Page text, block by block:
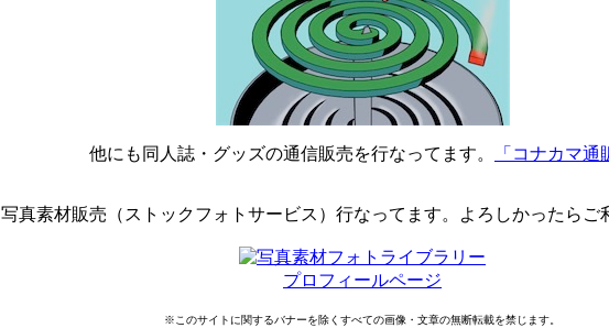
他にも同人誌・グッズの通信販売を行なってます。 「コナカマ通
写真素材販売（ストックフォトサービス）行なってます。よろしかったらご
プロフィールページ
※このサイトに関するバナーを除くすべての画像・文章の無断転載を禁じます。